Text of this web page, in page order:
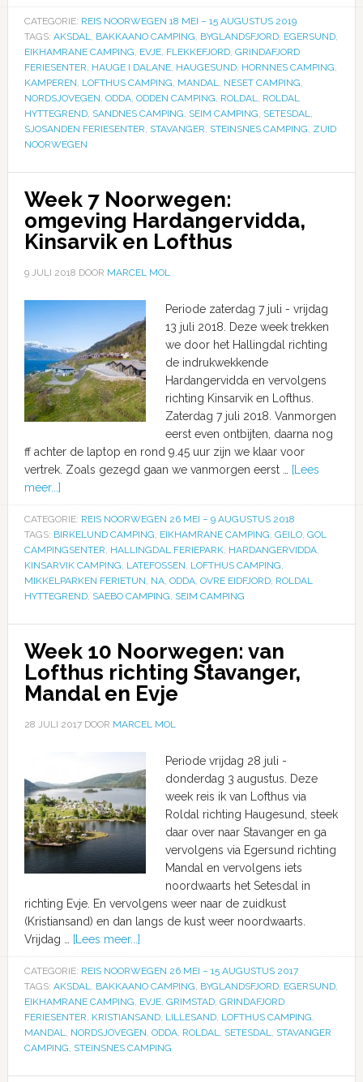
CATEGORIE: REIS NOORWEGEN 18 MEI – 15 AUGUSTUS 2019
TAGS: AKSDAL, BAKKAANO CAMPING, BYGLANDSFJORD, EGERSUND,
EIKHAMRANE CAMPING, EVJE, FLEKKEFJORD, GRINDAFJORD
FERIESENTER, HAUGE I DALANE, HAUGESUND, HORNNES CAMPING,
KAMPEREN, LOFTHUS CAMPING, MANDAL, NESET CAMPING,
NORDSJOVEGEN, ODDA, ODDEN CAMPING, ROLDAL, ROLDAL
HYTTEGREND, SANDNES CAMPING, SEIM CAMPING, SETESDAL,
SJOSANDEN FERIESENTER, STAVANGER, STEINSNES CAMPING, ZUID
NOORWEGEN
Week 7 Noorwegen:
omgeving Hardangervidda,
Kinsarvik en Lofthus
9 JULI 2018 DOOR MARCEL MOL
Periode zaterdag 7 juli - vrijdag
13 juli 2018. Deze week trekken
we door het Hallingdal richting
de indrukwekkende
Hardangervidda en vervolgens
richting Kinsarvik en Lofthus.
Zaterdag 7 juli 2018. Vanmorgen
eerst even ontbijten, daarna nog
ff achter de laptop en rond 9.45 uur zijn we klaar voor
vertrek. Zoals gezegd gaan we vanmorgen eerst …
[Lees
meer...]
CATEGORIE: REIS NOORWEGEN 26 MEI – 9 AUGUSTUS 2018
TAGS: BIRKELUND CAMPING, EIKHAMRANE CAMPING, GEILO, GOL
CAMPINGSENTER, HALLINGDAL FERIEPARK, HARDANGERVIDDA,
KINSARVIK CAMPING, LATEFOSSEN, LOFTHUS CAMPING,
MIKKELPARKEN FERIETUN, NA, ODDA, OVRE EIDFJORD, ROLDAL
HYTTEGREND, SAEBO CAMPING, SEIM CAMPING
Week 10 Noorwegen: van
Lofthus richting Stavanger,
Mandal en Evje
28 JULI 2017DOOR MARCEL MOL
Periode vrijdag 28 juli -
donderdag 3 augustus. Deze
week reis ik van Lofthus via
Roldal richting Haugesund, steek
daar over naar Stavanger en ga
vervolgens via Egersund richting
Mandal en vervolgens iets
noordwaarts het Setesdal in
richting Evje. En vervolgens weer naar de zuidkust
(Kristiansand) en dan langs de kust weer noordwaarts.
Vrijdag …
[Lees meer...]
CATEGORIE: REIS NOORWEGEN 26 MEI – 15 AUGUSTUS 2017
TAGS: AKSDAL, BAKKAANO CAMPING, BYGLANDSFJORD, EGERSUND,
EIKHAMRANE CAMPING, EVJE, GRIMSTAD, GRINDAFJORD
FERIESENTER, KRISTIANSAND, LILLESAND, LOFTHUS CAMPING,
MANDAL, NORDSJOVEGEN, ODDA, ROLDAL, SETESDAL, STAVANGER
CAMPING, STEINSNES CAMPING